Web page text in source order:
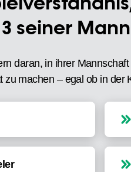
seiner
daran, in ihrer
zu machen – egal ob in der